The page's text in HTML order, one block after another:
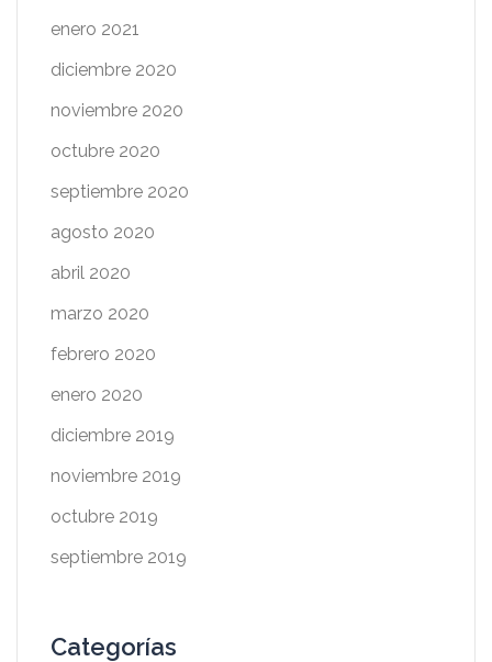
enero 2021
diciembre 2020
noviembre 2020
octubre 2020
septiembre 2020
agosto 2020
abril 2020
marzo 2020
febrero 2020
enero 2020
diciembre 2019
noviembre 2019
octubre 2019
septiembre 2019
Categorías